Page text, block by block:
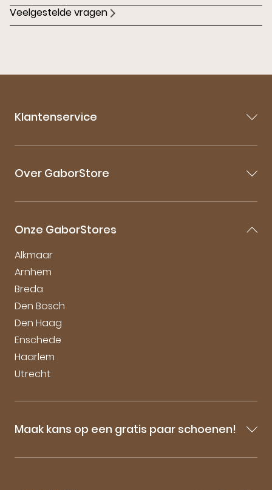
Veelgestelde vragen
Onze GaborStores
Alkmaar
Arnhem
Breda
Den Bosch
Den Haag
Enschede
Haarlem
Utrecht
Klantenservice
Contact
Bestellen & Bezorgen
Mijn account
Over GaborStore
Over Gabor
Onderhoudstips
Vacatures
Maak kans op een gratis paar schoenen!
Blijf op de hoogte van onze sale-aankondigingen,